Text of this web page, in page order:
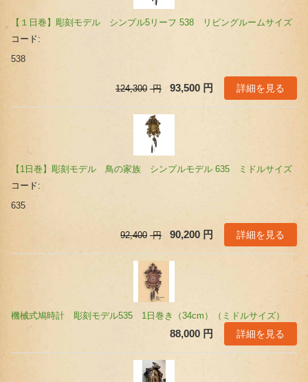
【１日巻】彫刻モデル シンプル5リーフ 538 リビングルームサイズ
コード:
538
124,300 円 93,500 円 詳細を見る
【1日巻】彫刻モデル 鳥の家族 シンプルモデル 635 ミドルサイズ
コード:
635
92,400 円 90,200 円 詳細を見る
機械式鳩時計 彫刻モデル535 1日巻き（34cm）（ミドルサイズ）
88,000 円 詳細を見る